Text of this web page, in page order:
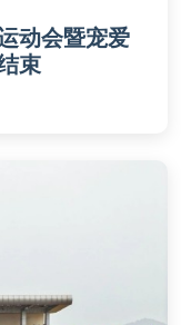
动会暨宠爱
束